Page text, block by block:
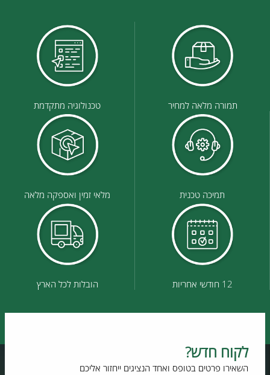
תמורה מלאה למחיר טכנולוגיה מתקדמת
תמיכה טכנית מלאי זמין ואספקה מלאה
12 חודשי אחריות הובלות לכל הארץ
לקוח חדש?
השאירו פרטים בטופס ואחד הנציגים ייחזור אליכם